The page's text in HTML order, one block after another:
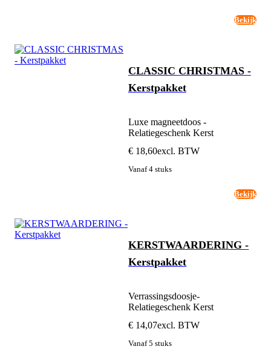
Bekijk
CLASSIC CHRISTMAS -
Kerstpakket
Luxe magneetdoos -
Relatiegeschenk Kerst
€ 18,60excl. BTW
Vanaf 4 stuks
Bekijk
KERSTWAARDERING -
Kerstpakket
Verrassingsdoosje-
Relatiegeschenk Kerst
€ 14,07excl. BTW
Vanaf 5 stuks